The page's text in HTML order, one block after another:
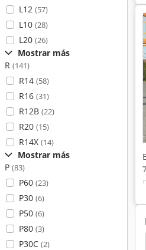
L12 (57)
L10 (28)
L20 (26)
Mostrar más
R (141)
R14 (58)
R16 (31)
R12B (22)
R20 (15)
R14X (14)
Mostrar más
P (83)
P60 (23)
P30 (6)
P50 (6)
P80 (3)
P30C (2)
Kalmar Tractor